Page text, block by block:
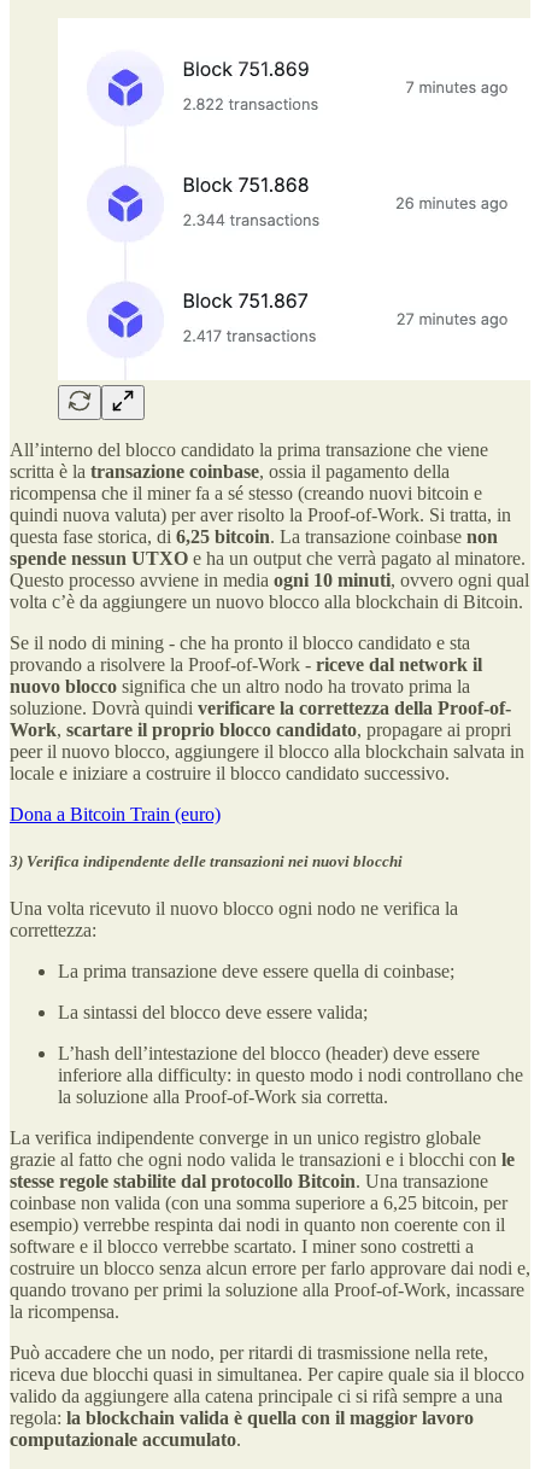
All’interno del blocco candidato la prima transazione che viene
scritta è la transazione coinbase, ossia il pagamento della
ricompensa che il miner fa a sé stesso (creando nuovi bitcoin e
quindi nuova valuta) per aver risolto la Proof-of-Work. Si tratta, in
questa fase storica, di 6,25 bitcoin. La transazione coinbase non
spende nessun UTXO e ha un output che verrà pagato al minatore.
Questo processo avviene in media ogni 10 minuti, ovvero ogni qual
volta c’è da aggiungere un nuovo blocco alla blockchain di Bitcoin.
Se il nodo di mining - che ha pronto il blocco candidato e sta
provando a risolvere la Proof-of-Work - riceve dal network il
nuovo blocco significa che un altro nodo ha trovato prima la
soluzione. Dovrà quindi verificare la correttezza della Proof-of-
Work, scartare il proprio blocco candidato, propagare ai propri
peer il nuovo blocco, aggiungere il blocco alla blockchain salvata in
locale e iniziare a costruire il blocco candidato successivo.
Dona a Bitcoin Train (euro)
3) Verifica indipendente delle transazioni nei nuovi blocchi
Una volta ricevuto il nuovo blocco ogni nodo ne verifica la
correttezza:
La prima transazione deve essere quella di coinbase;
La sintassi del blocco deve essere valida;
L’hash dell’intestazione del blocco (header) deve essere
inferiore alla difficulty: in questo modo i nodi controllano che
la soluzione alla Proof-of-Work sia corretta.
La verifica indipendente converge in un unico registro globale
grazie al fatto che ogni nodo valida le transazioni e i blocchi con le
stesse regole stabilite dal protocollo Bitcoin. Una transazione
coinbase non valida (con una somma superiore a 6,25 bitcoin, per
esempio) verrebbe respinta dai nodi in quanto non coerente con il
software e il blocco verrebbe scartato. I miner sono costretti a
costruire un blocco senza alcun errore per farlo approvare dai nodi e,
quando trovano per primi la soluzione alla Proof-of-Work, incassare
la ricompensa.
Può accadere che un nodo, per ritardi di trasmissione nella rete,
riceva due blocchi quasi in simultanea. Per capire quale sia il blocco
valido da aggiungere alla catena principale ci si rifà sempre a una
regola: la blockchain valida è quella con il maggior lavoro
computazionale accumulato.